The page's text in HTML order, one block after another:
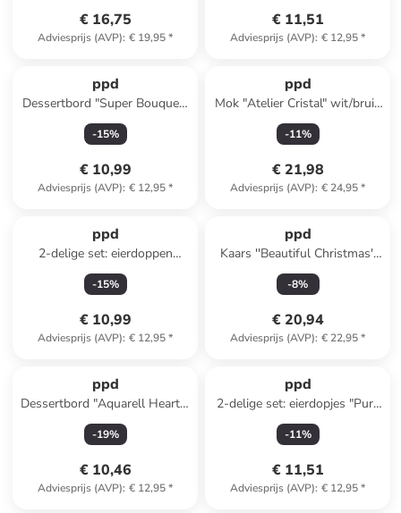
€ 16,75
Adviesprijs (AVP): € 19,95*
€ 11,51
Adviesprijs (AVP): € 12,95*
ppd
Dessertbord "Super Bouquet"
wit/meerkleurig - Ø 21 cm
-15%
€ 10,99
Adviesprijs (AVP): € 12,95*
ppd
Mok "Atelier Cristal" wit/bruin
- 550 ml
-11%
€ 21,98
Adviesprijs (AVP): € 24,95*
ppd
2-delige set: eierdoppen
"Hello & Easter" lichtroze/geel
- Ø 5,2 cm
-15%
€ 10,99
Adviesprijs (AVP): € 12,95*
ppd
Kaars ''Beautiful Christmas''
wit/meerkleurig - (H)8,5 x Ø 7
cm
-8%
€ 20,94
Adviesprijs (AVP): € 22,95*
ppd
Dessertbord "Aquarell Hearts"
wit - Ø 21 cm
-19%
€ 10,46
Adviesprijs (AVP): € 12,95*
ppd
2-delige set: eierdopjes "Pure
Easter" wit/goudkleurig -
(B)6x(H)11,5x(D)5 cm
-11%
€ 11,51
Adviesprijs (AVP): € 12,95*